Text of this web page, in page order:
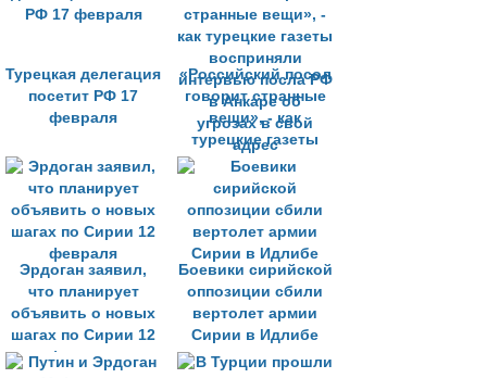
сухопутной границ
Турецкая делегация
посетит РФ 17
февраля
«Российский посол
говорит странные
вещи», - как
турецкие газеты
восприняли
интервью посла РФ
в Анкаре об
угрозах в свой
адрес
Эрдоган заявил,
что планирует
объявить о новых
шагах по Сирии 12
февраля
Боевики сирийской
оппозиции сбили
вертолет армии
Сирии в Идлибе